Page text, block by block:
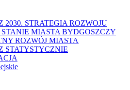
2030. STRATEGIA ROZWOJU
STANIE MIASTA BYDGOSZCZY
ROZWÓJ MIASTA
STATYSTYCZNIE